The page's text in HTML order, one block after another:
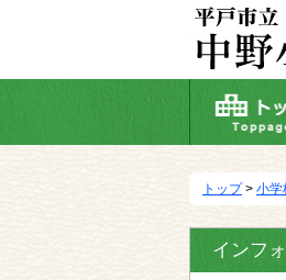
動
トップ> 小学
インフ